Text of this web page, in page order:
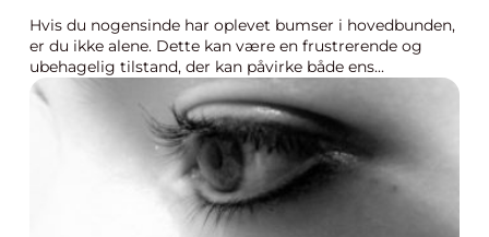
Hvis du nogensinde har oplevet bumser i hovedbunden,
er du ikke alene. Dette kan være en frustrerende og
ubehagelig tilstand, der kan påvirke både ens...